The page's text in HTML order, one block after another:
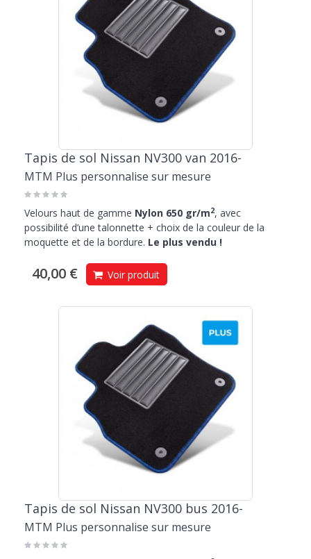
Tapis de sol Nissan NV300 van 2016-
MTM Plus personnalise sur mesure
Velours haut de gamme Nylon 650 gr/m2, avec
possibilité d’une talonnette + choix de la couleur de la
moquette et de la bordure. Le plus vendu !
40,00 € Voir produit
Tapis de sol Nissan NV300 bus 2016-
MTM Plus personnalise sur mesure